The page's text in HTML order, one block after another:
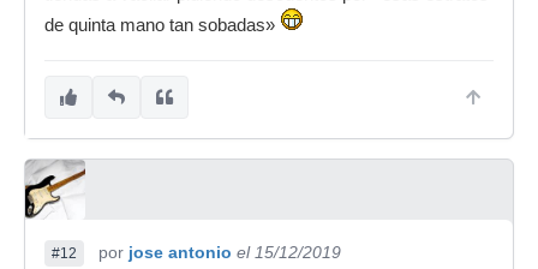
de quinta mano tan sobadas»
#12 por jose antonio el 15/12/2019